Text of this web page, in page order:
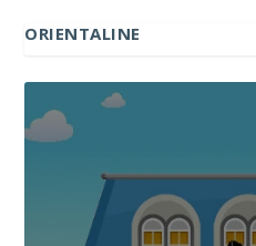
ORIENTALINE